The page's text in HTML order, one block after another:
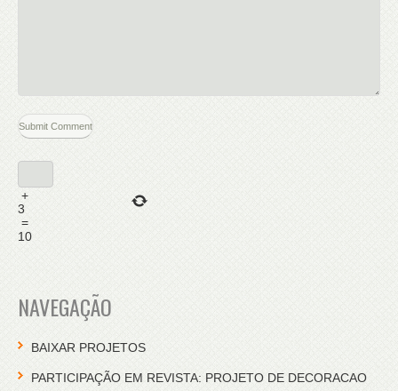
+
3
=
10
NAVEGAÇÃO
BAIXAR PROJETOS
PARTICIPAÇÃO EM REVISTA: PROJETO DE DECORACAO